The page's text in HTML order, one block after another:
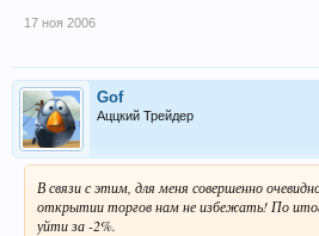
17 ноя 2006
Gof
Аццкий Трейдер
В связи с этим, для меня совершенно
открытии торгов нам не избежать! По
уйти за -2%.